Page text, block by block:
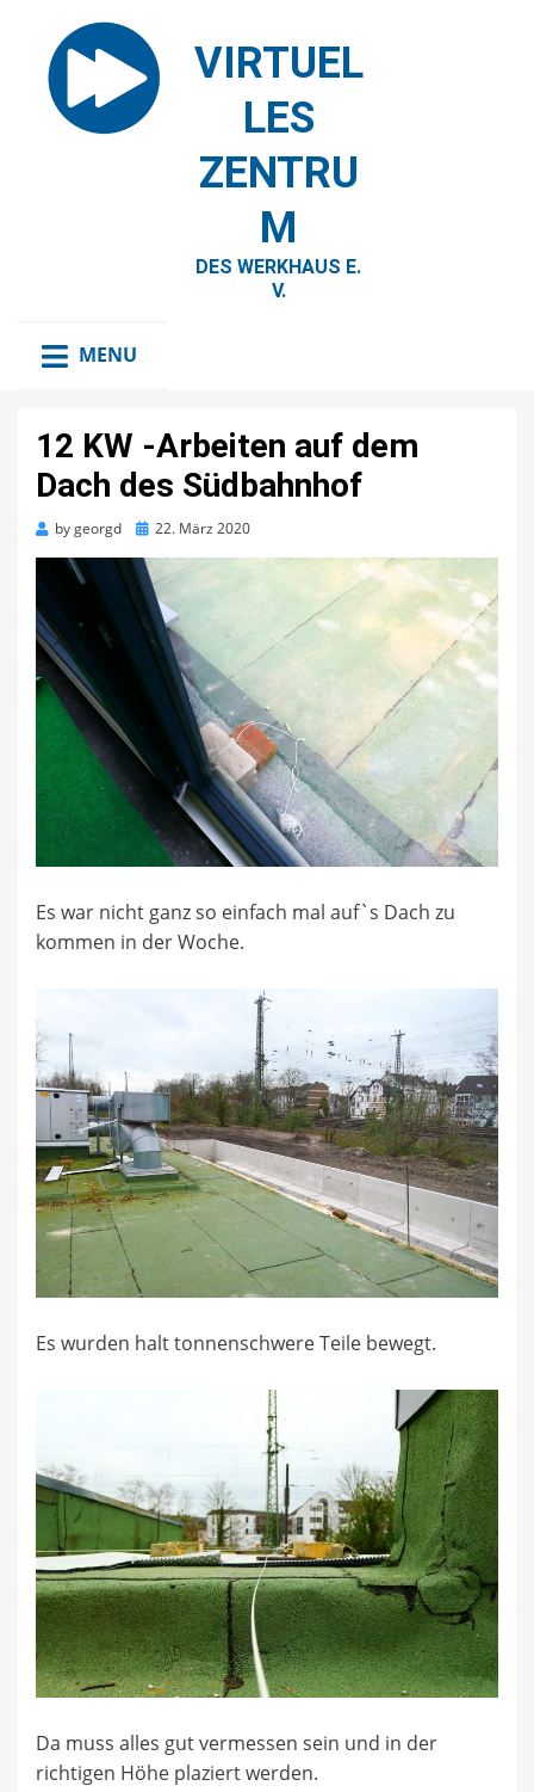
VIRTUEL
LES
ZENTRU
M
DES WERKHAUS E.
V.
MENU
12 KW -Arbeiten auf dem
Dach des Südbahnhof
bygeorgd
Posted22. März 2020
Es war nicht ganz so einfach mal auf`s Dach zu
kommen in der Woche.
Es wurden halt tonnenschwere Teile bewegt.
Da muss alles gut vermessen sein und in der
richtigen Höhe plaziert werden.